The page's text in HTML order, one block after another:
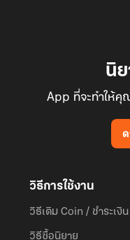
นิ
App ที่จะทำให้คุ
วิธีการใช้งาน
วิธีเติม Coin / ชำระเงิน
วิธีซื้อนิยาย